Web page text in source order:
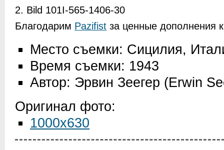
2. Bild 101I-565-1406-30
Благодарим Pazifist за ценные дополнения
Место съемки: Сицилия,
Время съемки: 1943
Автор: Эрвин Зеегер (Erwin
Оригинал фото:
1000x630